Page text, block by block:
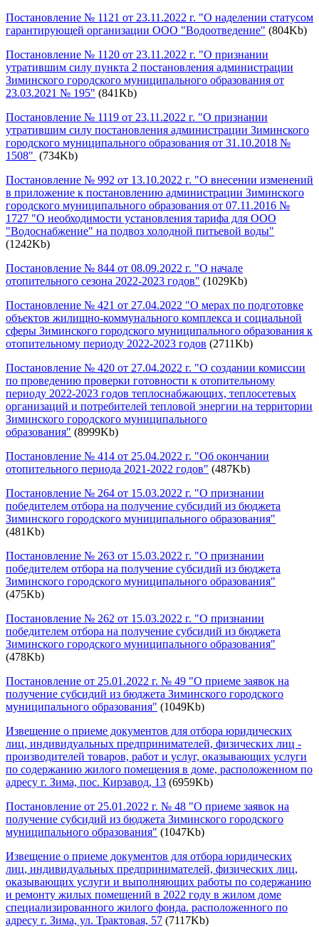
Постановление № 1121 от 23.11.2022 г. "О наделении статусом
гарантирующей организации ООО "Водоотведение" (804Kb)
Постановление № 1120 от 23.11.2022 г. "О признании
утратившим силу пункта 2 постановления администрации
Зиминского городского муниципального образования от
23.03.2021 № 195" (841Kb)
Постановление № 1119 от 23.11.2022 г. "О признании
утратившим силу постановления администрации Зиминского
городского муниципального образования от 31.10.2018 №
1508" (734Kb)
Постановление № 992 от 13.10.2022 г. "О внесении изменений
в приложение к постановлению администрации Зиминского
городского муниципального образования от 07.11.2016 №
1727 "О необходимости установления тарифа для ООО
"Водоснабжение" на подвоз холодной питьевой воды"
(1242Kb)
Постановление № 844 от 08.09.2022 г. "О начале
отопительного сезона 2022-2023 годов" (1029Kb)
Постановление № 421 от 27.04.2022 "О мерах по подготовке
объектов жилищно-коммунального комплекса и социальной
сферы Зиминского городского муниципального образования к
отопительному периоду 2022-2023 годов (2711Kb)
Постановление № 420 от 27.04.2022 г. "О создании комиссии
по проведению проверки готовности к отопительному
периоду 2022-2023 годов теплоснабжающих, теплосетевых
организаций и потребителей тепловой энергии на территории
Зиминского городского муниципального
образования" (8999Kb)
Постановление № 414 от 25.04.2022 г. "Об окончании
отопительного периода 2021-2022 годов" (487Kb)
Постановление № 264 от 15.03.2022 г. "О признании
победителем отбора на получение субсидий из бюджета
Зиминского городского муниципального образования"
(481Kb)
Постановление № 263 от 15.03.2022 г. "О признании
победителем отбора на получение субсидий из бюджета
Зиминского городского муниципального образования"
(475Kb)
Постановление № 262 от 15.03.2022 г. "О признании
победителем отбора на получение субсидий из бюджета
Зиминского городского муниципального образования"
(478Kb)
Постановление от 25.01.2022 г. № 49 "О приеме заявок на
получение субсидий из бюджета Зиминского городского
муниципального образования" (1049Kb)
Извещение о приеме документов для отбора юридических
лиц, индивидуальных предпринимателей, физических лиц -
производителей товаров, работ и услуг, оказывающих услуги
по содержанию жилого помещения в доме, расположенном по
адресу г. Зима, пос. Кирзавод, 13 (6959Kb)
Постановление от 25.01.2022 г. № 48 "О приеме заявок на
получение субсидий из бюджета Зиминского городского
муниципального образования" (1047Kb)
Извещение о приеме документов для отбора юридических
лиц, индивидуальных предпринимателей, физических лиц,
оказывающих услуги и выполняющих работы по содержанию
и ремонту жилых помещений в 2022 году в жилом доме
специализированного жилого фонда. расположенного по
адресу г. Зима, ул. Трактовая, 57 (7117Kb)